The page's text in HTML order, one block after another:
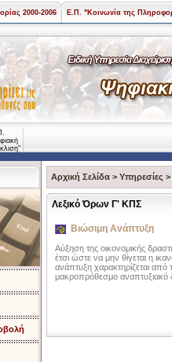
2000-2006 Ε.Π. "Κοινωνία της
Αρχική Σελίδα > Υπηρεσίες >
Λεξικό Όρων Γ' ΚΠΣ
Βιώσιμη Ανάπτυξη
Αύξηση της οικονομικής
έτσι ώστε να μην θίγεται η
ανάπτυξη χαρακτηρίζεται
μακροπρόθεσμο αναπτυξιακό